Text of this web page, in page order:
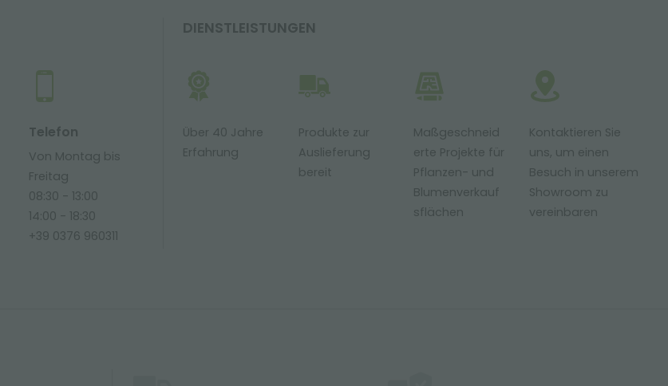
Telefon
Von Montag bis
Freitag
08:30 - 13:00
14:00 - 18:30
+39 0376 960311
DIENSTLEISTUNGEN
Über 40 Jahre
Erfahrung
Produkte zur
Auslieferung
bereit
Maßgeschneid
erte Projekte für
Pflanzen- und
Blumenverkauf
sflächen
Kontaktieren Sie
uns, um einen
Besuch in unserem
Showroom zu
vereinbaren